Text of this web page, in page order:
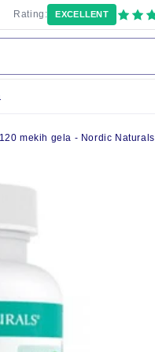
Rating: EXCELLENT
mekih gela - Nordic Naturals